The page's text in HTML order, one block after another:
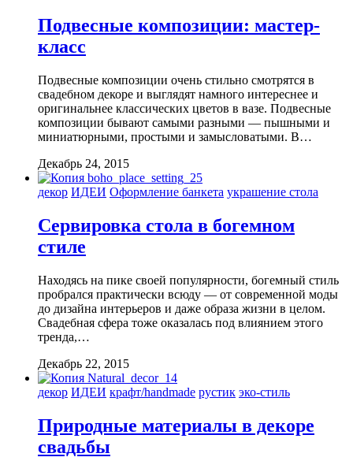
Подвесные композиции: мастер-
класс
Подвесные композиции очень стильно смотрятся в
свадебном декоре и выглядят намного интереснее и
оригинальнее классических цветов в вазе. Подвесные
композиции бывают самыми разными — пышными и
миниатюрными, простыми и замысловатыми. В…
Декабрь 24, 2015
декор ИДЕИ Оформление банкета украшение стола
Сервировка стола в богемном
стиле
Находясь на пике своей популярности, богемный стиль
пробрался практически всюду — от современной моды
до дизайна интерьеров и даже образа жизни в целом.
Свадебная сфера тоже оказалась под влиянием этого
тренда,…
Декабрь 22, 2015
декор ИДЕИ крафт/handmade рустик эко-стиль
Природные материалы в декоре
свадьбы